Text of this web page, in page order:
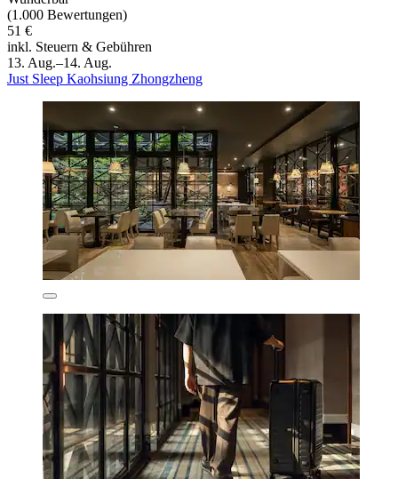
(1.000 Bewertungen)
51 €
inkl. Steuern & Gebühren
13. Aug.–14. Aug.
Just Sleep Kaohsiung Zhongzheng